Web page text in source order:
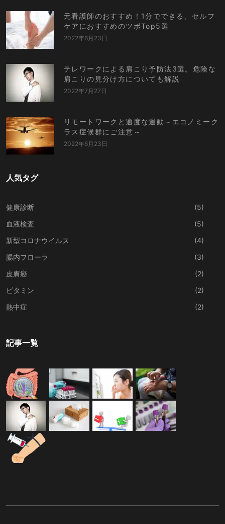
元看護師のおすすめ！1分でできる、セルフ
ケアにおすすめのツボTop5選
2022年6月23日
テレワークによる肩こり予防法3選。危険な
肩こりの見分け方についても解説
2022年7月27日
リモートワークと適度な運動～エコノミーク
ラス症候群にご注意～
2022年6月23日
人気タグ
健康診断
(5)
血液検査
(5)
新型コロナウイルス
(4)
腸内フローラ
(3)
皮膚癌
(2)
ビタミン
(2)
熱中症
(2)
記事一覧